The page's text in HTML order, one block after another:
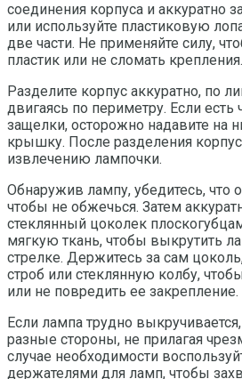
соединения корпуса и аккуратно
или используйте пластиковую
две части. Не применяйте силу,
пластик или не сломать крепления.
Разделите корпус аккуратно, по
двигаясь по периметру. Если есть
защелки, осторожно надавите на
крышку. После разделения
извлечению лампочки.
Обнаружив лампу, убедитесь, что
чтобы не обжечься. Затем
стеклянный цоколек
мягкую ткань, чтобы выкрутить
стрелке. Держитесь за сам
строб или стеклянную колбу,
или не повредить ее закрепление.
Если лампа трудно
разные стороны, не прилагая
случае необходимости
держателями для ламп, чтобы